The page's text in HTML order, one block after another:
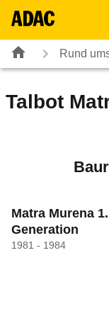
Rund
Talbot
Matra Murena 1.
Generation
1981 - 1984